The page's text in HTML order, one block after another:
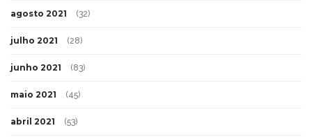
agosto 2021 (32)
julho 2021 (28)
junho 2021 (83)
maio 2021 (45)
abril 2021 (53)